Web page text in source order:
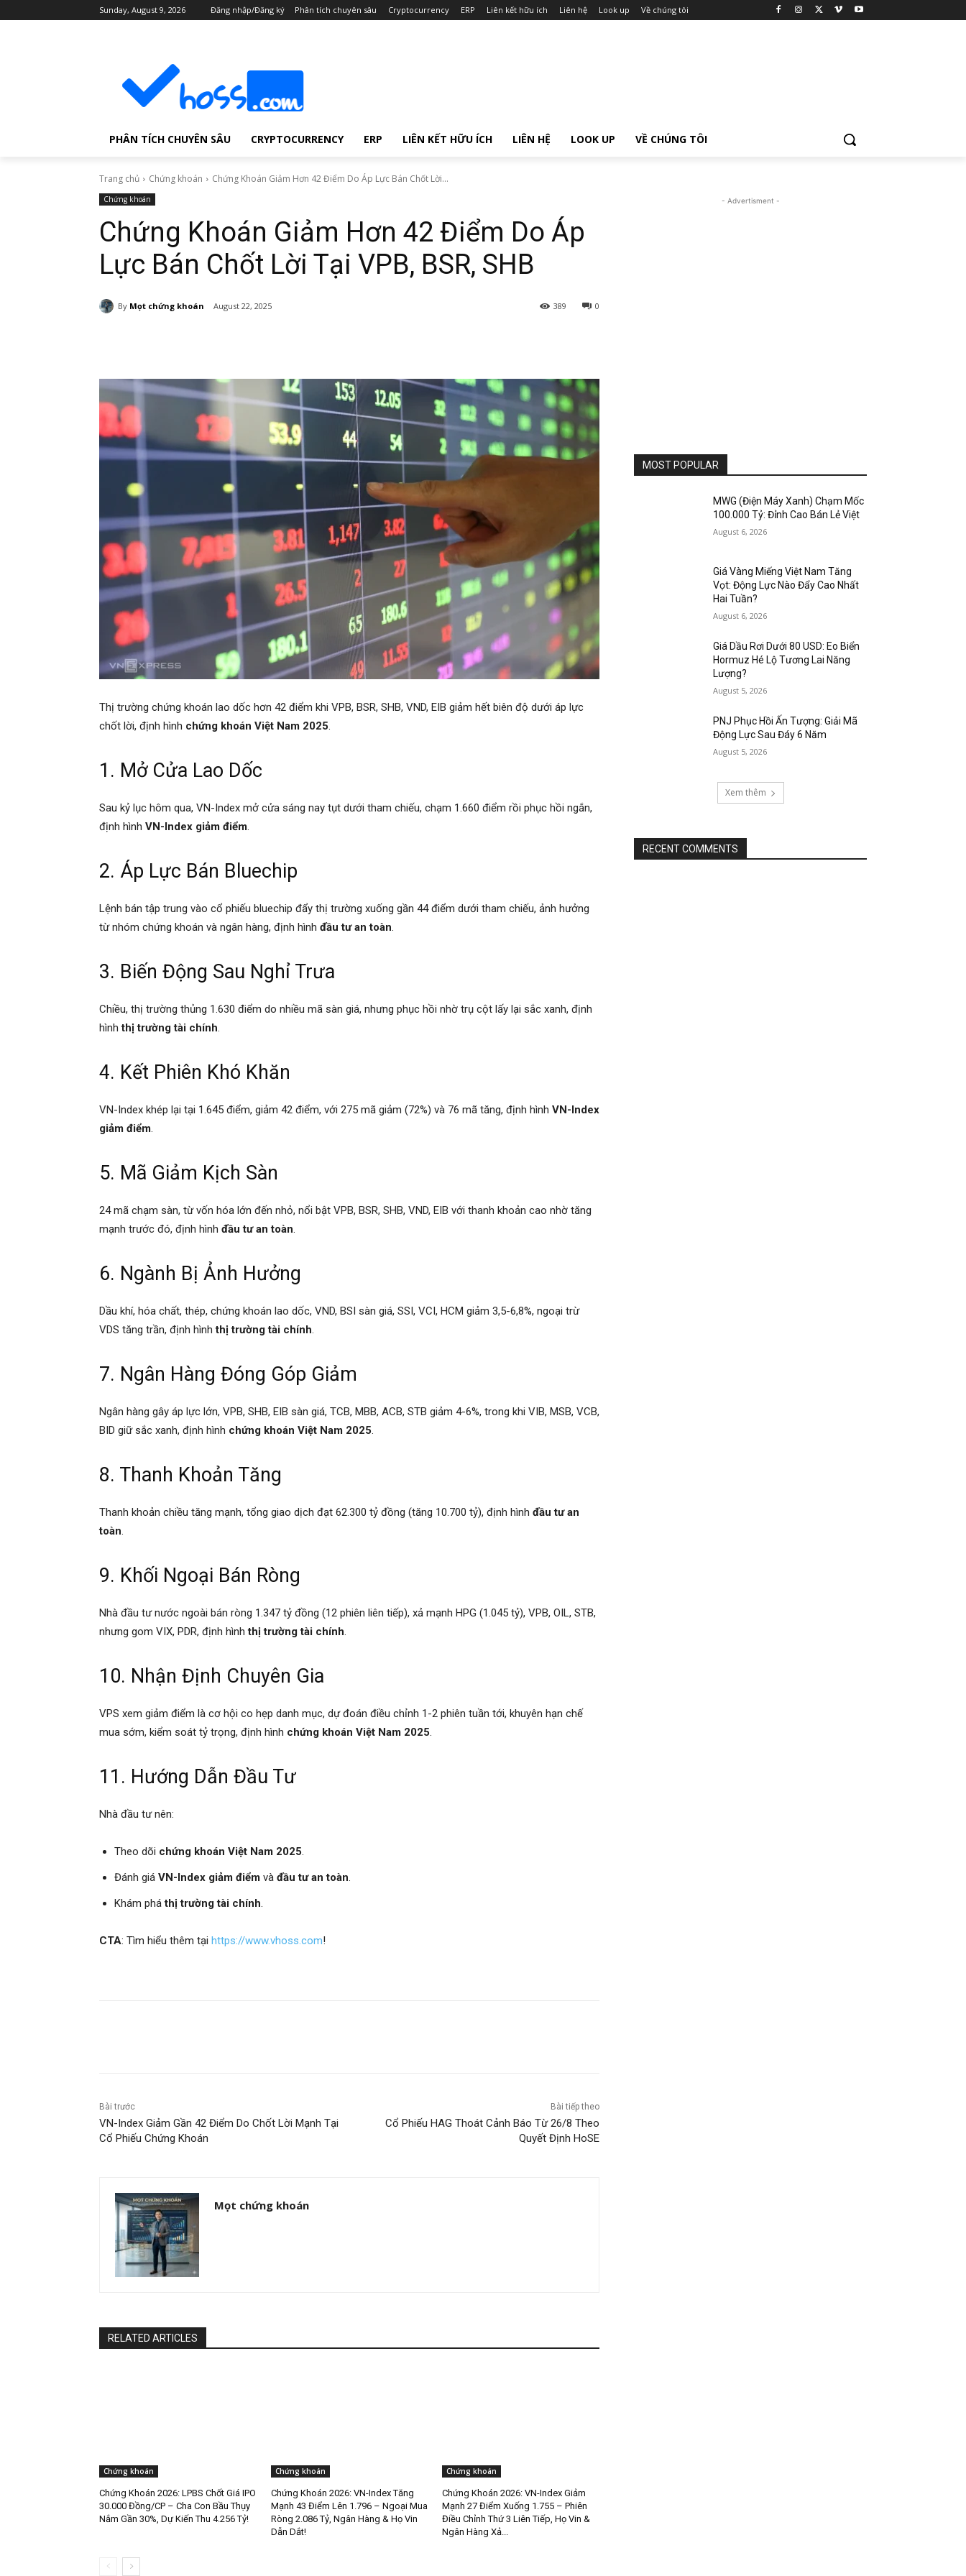
Sunday, August 9, 2026 Đăng nhập/Đăng ký Phân tích chuyên sâu Cryptocurrency ERP Liên kết hữu ích Liên hệ Look up Về chúng tôi
PHÂN TÍCH CHUYÊN SÂU CRYPTOCURRENCY ERP LIÊN KẾT HỮU ÍCH LIÊN HỆ LOOK UP VỀ CHÚNG TÔI
Trang chủ Chứng khoán Chứng Khoán Giảm Hơn 42 Điểm Do Áp Lực Bán Chốt Lời...
Chứng khoán
Chứng Khoán Giảm Hơn 42 Điểm Do Áp
Lực Bán Chốt Lời Tại VPB, BSR, SHB
By Mọt chứng khoán August 22, 2025 0
389
Thị trường chứng khoán lao dốc hơn 42 điểm khi VPB, BSR, SHB, VND, EIB giảm hết biên độ dưới áp lực
chốt lời, định hình chứng khoán Việt Nam 2025.
1. Mở Cửa Lao Dốc
Sau kỷ lục hôm qua, VN-Index mở cửa sáng nay tụt dưới tham chiếu, chạm 1.660 điểm rồi phục hồi ngắn,
định hình VN-Index giảm điểm.
2. Áp Lực Bán Bluechip
Lệnh bán tập trung vào cổ phiếu bluechip đẩy thị trường xuống gần 44 điểm dưới tham chiếu, ảnh hưởng
từ nhóm chứng khoán và ngân hàng, định hình đầu tư an toàn.
3. Biến Động Sau Nghỉ Trưa
Chiều, thị trường thủng 1.630 điểm do nhiều mã sàn giá, nhưng phục hồi nhờ trụ cột lấy lại sắc xanh, định
hìnhthị trường tài chính.
4. Kết Phiên Khó Khăn
VN-Index khép lại tại 1.645 điểm, giảm 42 điểm, với 275 mã giảm (72%) và 76 mã tăng, định hình VN-Index
giảm điểm.
5. Mã Giảm Kịch Sàn
24 mã chạm sàn, từ vốn hóa lớn đến nhỏ, nổi bật VPB, BSR, SHB, VND, EIB với thanh khoản cao nhờ tăng
mạnh trước đó, định hình đầu tư an toàn.
6. Ngành Bị Ảnh Hưởng
Dầu khí, hóa chất, thép, chứng khoán lao dốc, VND, BSI sàn giá, SSI, VCI, HCM giảm 3,5-6,8%, ngoại trừ
VDS tăng trần, định hìnhthị trường tài chính.
7. Ngân Hàng Đóng Góp Giảm
Ngân hàng gây áp lực lớn, VPB, SHB, EIB sàn giá, TCB, MBB, ACB, STB giảm 4-6%, trong khi VIB, MSB, VCB,
BID giữ sắc xanh, định hình chứng khoán Việt Nam 2025.
8. Thanh Khoản Tăng
Thanh khoản chiều tăng mạnh, tổng giao dịch đạt 62.300 tỷ đồng (tăng 10.700 tỷ), định hình đầu tư an
toàn.
9. Khối Ngoại Bán Ròng
Nhà đầu tư nước ngoài bán ròng 1.347 tỷ đồng (12 phiên liên tiếp), xả mạnh HPG (1.045 tỷ), VPB, OIL, STB,
nhưng gom VIX, PDR, định hìnhthị trường tài chính.
10. Nhận Định Chuyên Gia
VPS xem giảm điểm là cơ hội co hẹp danh mục, dự đoán điều chỉnh 1-2 phiên tuần tới, khuyên hạn chế
mua sớm, kiểm soát tỷ trọng, định hình chứng khoán Việt Nam 2025.
11. Hướng Dẫn Đầu Tư
Nhà đầu tư nên:
Theo dõi chứng khoán Việt Nam 2025.
Đánh giá VN-Index giảm điểm và đầu tư an toàn.
Khám pháthị trường tài chính.
CTA: Tìm hiểu thêm tại https://www.vhoss.com!
Bài trước
VN-Index Giảm Gần 42 Điểm Do Chốt Lời Mạnh Tại
Cổ Phiếu Chứng Khoán
Bài tiếp theo
Cổ Phiếu HAG Thoát Cảnh Báo Từ 26/8 Theo
Quyết Định HoSE
Mọt chứng khoán
RELATED ARTICLES
Chứng khoán
Chứng Khoán 2026: LPBS Chốt Giá IPO
30.000 Đồng/CP – Cha Con Bầu Thụy
Nắm Gần 30%, Dự Kiến Thu 4.256 Tỷ!
Chứng khoán
Chứng Khoán 2026: VN-Index Tăng
Mạnh 43 Điểm Lên 1.796 – Ngoại Mua
Ròng 2.086 Tỷ, Ngân Hàng & Họ Vin
Dẫn Dắt!
Chứng khoán
Chứng Khoán 2026: VN-Index Giảm
Mạnh 27 Điểm Xuống 1.755 – Phiên
Điều Chỉnh Thứ 3 Liên Tiếp, Họ Vin &
Ngân Hàng Xả...
- Advertisment -
MOST POPULAR
MWG (Điện Máy Xanh) Chạm Mốc
100.000 Tỷ: Đỉnh Cao Bán Lẻ Việt
August 6, 2026
Giá Vàng Miếng Việt Nam Tăng
Vọt: Động Lực Nào Đẩy Cao Nhất
Hai Tuần?
August 6, 2026
Giá Dầu Rơi Dưới 80 USD: Eo Biển
Hormuz Hé Lộ Tương Lai Năng
Lượng?
August 5, 2026
PNJ Phục Hồi Ấn Tượng: Giải Mã
Động Lực Sau Đáy 6 Năm
August 5, 2026
Xem thêm
RECENT COMMENTS